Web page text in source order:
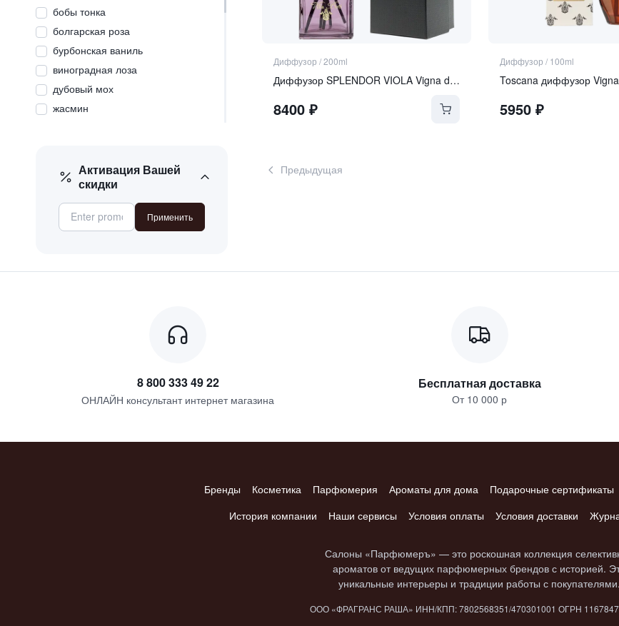
Диффузор /200ml
Диффузор SPLENDOR VIOLA Vigna di Montalcino
8400₽
Диффузор / 100ml
Toscana диффузор
5950₽
Предыдущая
бобы тонка
болгарская роза
бурбонская ваниль
виноградная лоза
дубовый мох
жасмин
красный виноград
красный грейпфрут
личи
мадагаскарская ваниль
розовый перец
Активация Вашей
скидки
Применить
8 800 333 49 22
ОНЛАЙН консультант интернет магазина
Бесплатная доставка
От 10 000 р
Бренды Косметика Парфюмерия Ароматы для дома Подарочные сертификаты
История компании
Наши сервисы Условия оплаты Условия доставки
Салоны «Парфюмеръ» — это роскошная коллекция
ароматов от ведущих парфюмерных брендов с историей.
уникальные интерьеры и традиции работы с покупателями.
ООО «ФРАГРАНС РАША» ИНН/КПП: 7802​568351/4703​01001 ОГРН